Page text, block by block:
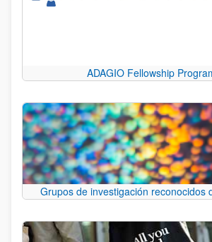
ADAGIO Fellowship
Grupos de investigación reconocidos